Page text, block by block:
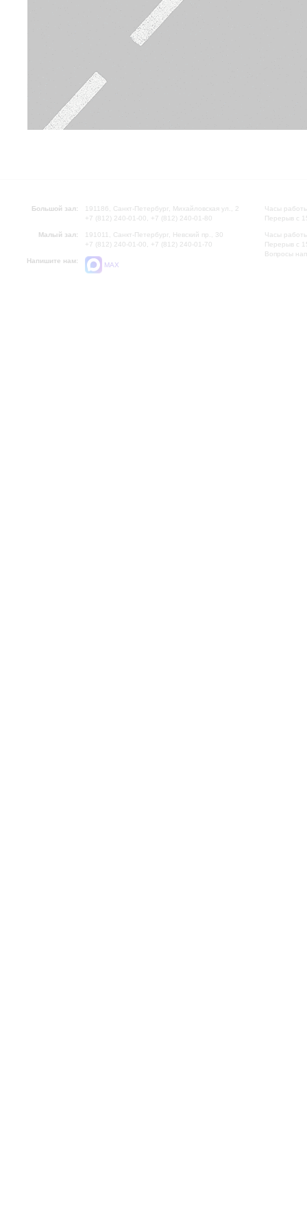
Большой зал:
191186, Санкт-Петербург, Михайловская ул., 2
+7 (812) 240-01-00, +7 (812) 240-01-80
Малый зал:
191011, Санкт-Петербург, Невский пр., 30
+7 (812) 240-01-00, +7 (812) 240-01-70
Напишите нам:
MAX
Часы
Перерыв с
Часы
Перерыв с
Вопросы